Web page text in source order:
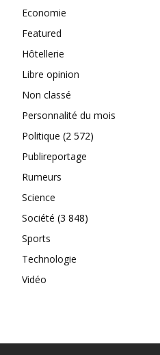
Economie
Featured
Hôtellerie
Libre opinion
Non classé
Personnalité du mois
Politique (2 572)
Publireportage
Rumeurs
Science
Société (3 848)
Sports
Technologie
Vidéo